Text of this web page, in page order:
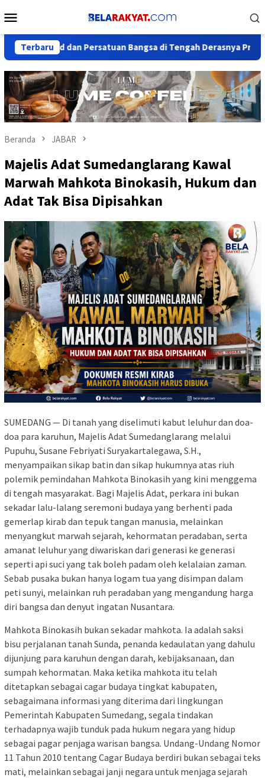
ke
Mobile
Terbaru
dan Persatuan Bangsa di Tengah Derasnya Provokasi Pecah
Beranda JABAR
Majelis Adat Sumedanglarang Kawal
Marwah Mahkota Binokasih, Hukum dan
Adat Tak Bisa Dipisahkan
SUMEDANG — Di tanah yang diselimuti kabut leluhur dan doa-
doa para karuhun, Majelis Adat Sumedanglarang melalui
Pupuhu, Susane Febriyati Suryakartalegawa, S.H.,
menyampaikan sikap batin dan sikap hukumnya atas riuh
polemik pemindahan Mahkota Binokasih yang kini menggema
di tengah masyarakat. Bagi Majelis Adat, perkara ini bukan
sekadar lalu-lalang seremoni budaya yang berhenti pada
gemerlap kirab dan tepuk tangan manusia, melainkan
menyangkut marwah sejarah, kehormatan peradaban, serta
amanat leluhur yang diwariskan dari generasi ke generasi
seperti api suci yang tak boleh padam oleh kelalaian zaman.
Sebab pusaka bukan hanya logam tua yang disimpan dalam
peti sunyi, melainkan ruh peradaban yang mengandung harga
diri bangsa dan denyut ingatan Nusantara.
Mahkota Binokasih bukan sekadar mahkota. Ia adalah saksi
bisu perjalanan tanah Sunda, penanda kedaulatan yang dahulu
dijunjung para karuhun dengan darah, kebijaksanaan, dan
sumpah kehormatan. Maka ketika mahkota itu telah
ditetapkan sebagai cagar budaya tingkat kabupaten,
sebagaimana informasi yang diterima dari lingkungan
Pemerintah Kabupaten Sumedang, segala tindakan
terhadapnya wajib tunduk pada hukum negara yang hidup
sebagai pagar penjaga warisan bangsa. Undang-Undang Nomor
11 Tahun 2010 tentang Cagar Budaya berdiri bukan sebagai teks
mati, melainkan sebagai janji negara untuk menjaga sejarah